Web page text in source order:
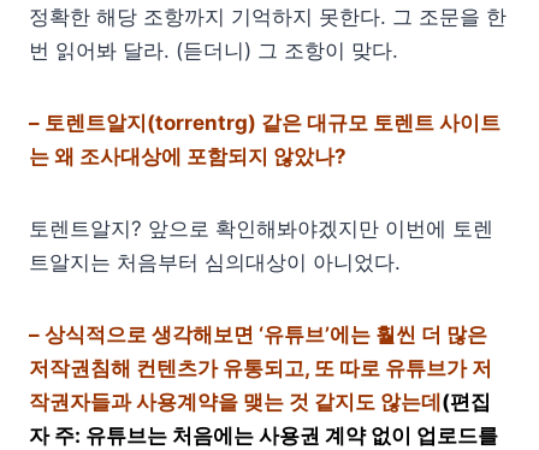
정확한 해당 조항까지 기억하지 못한다. 그 조문을 한
번 읽어봐 달라. (듣더니) 그 조항이 맞다.
– 토렌트알지(torrentrg) 같은 대규모 토렌트 사이트
는 왜 조사대상에 포함되지 않았나?
토렌트알지? 앞으로 확인해봐야겠지만 이번에 토렌
트알지는 처음부터 심의대상이 아니었다.
– 상식적으로 생각해보면 ‘유튜브’에는 훨씬 더 많은
저작권침해 컨텐츠가 유통되고, 또 따로 유튜브가 저
작권자들과 사용계약을 맺는 것 같지도 않는데 (편집
자 주: 유튜브는 처음에는 사용권 계약 없이 업로드를